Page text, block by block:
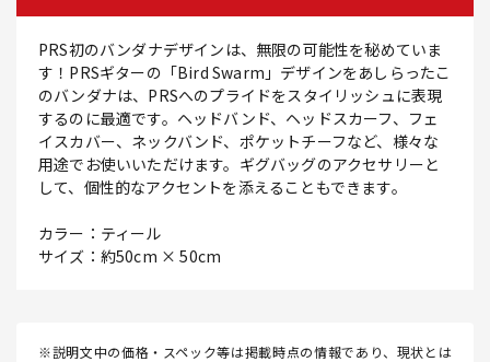
PRS初のバンダナデザインは、無限の可能性を秘めていま
す！PRSギターの「Bird Swarm」デザインをあしらったこ
のバンダナは、PRSへのプライドをスタイリッシュに表現
するのに最適です。ヘッドバンド、ヘッドスカーフ、フェ
イスカバー、ネックバンド、ポケットチーフなど、様々な
用途でお使いいただけます。ギグバッグのアクセサリーと
して、個性的なアクセントを添えることもできます。
カラー：ティール
サイズ：約50cm × 50cm
※説明文中の価格・スペック等は掲載時点の情報であり、現状とは